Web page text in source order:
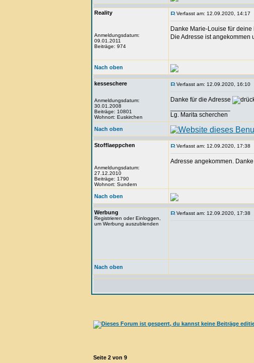
Reality
Anmeldungsdatum:
09.01.2011
Beiträge: 974
Verfasst am: 12.09.2020, 14:17
Danke Marie-Louise für deine
Die Adresse ist
Nach oben
kesseschere
Anmeldungsdatum:
30.01.2008
Beiträge: 10801
Wohnort: Euskirchen
Verfasst am: 12.09.2020, 16:10
Danke für die Adresse
Lg. Marita scherchen
Nach oben
Stofflaeppchen
Anmeldungsdatum:
27.12.2010
Beiträge: 1790
Wohnort: Sundern
Verfasst am: 12.09.2020, 17:38
Adresse angekommen.
Nach oben
Werbung
Registrieren oder Einloggen,
um Werbung auszublenden
Verfasst am: 12.09.2020, 17:38
Nach oben
Seite 2 von 9